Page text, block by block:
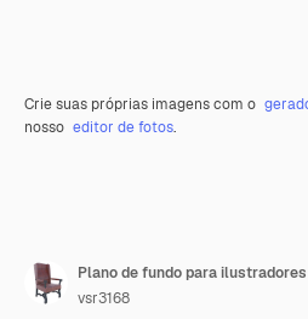
Crie suas próprias imagens com o
nosso editor de fotos.
vsr3168